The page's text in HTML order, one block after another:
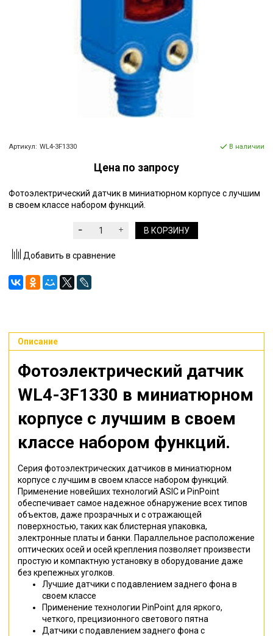
Артикул: WL4-3F1330 В наличии
Цена по запросу
Фотоэлектрический датчик в миниатюрном корпусе с лучшим
в своем классе набором функций.
В КОРЗИНУ
Добавить в сравнение
Описание
Фотоэлектрический датчик
WL4-3F1330 в миниатюрном
корпусе с лучшим в своем
классе набором функций.
Серия фотоэлектрических датчиков в миниатюрном
корпусе с лучшим в своем классе набором функций.
Применение новейших технологий ASIC и PinPoint
обеспечивает самое надежное обнаружение всех типов
объектов, даже прозрачных и с отражающей
поверхностью, таких как блистерная упаковка,
электронные платы и банки. Параллельное расположение
оптических осей и осей крепления позволяет произвести
простую и компактную установку в оборудование даже
без крепежных уголков.
Лучшие датчики с подавлением заднего фона в
своем классе
Применение технологии PinPoint для яркого,
четкого, прецизионного светового пятна
Датчики с подавлением заднего фона c